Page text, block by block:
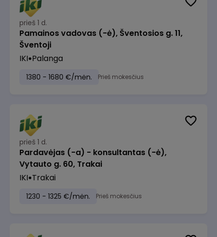
prieš 1 d.
Pamainos vadovas (-ė), Šventosios g. 11,
Šventoji
IKI Palanga
1380 - 1680 €/mėn. Prieš mokesčius
prieš 1 d.
Pardavėjas (-a) - konsultantas (-ė),
Vytauto g. 60, Trakai
IKI Trakai
1230 - 1325 €/mėn. Prieš mokesčius